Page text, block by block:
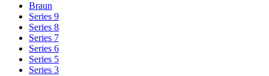
Braun
Series 9
Series 8
Series 7
Series 6
Series 5
Series 3